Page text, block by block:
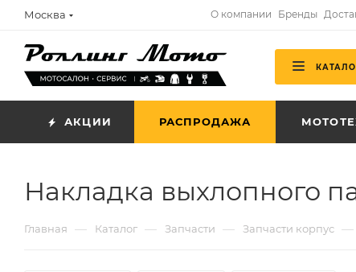
Москва О компании Бренды
АКЦИИ РАСПРОДАЖА
Накладка выхлопного
Главная — Каталог — Запчасти — Запчасти корпус —